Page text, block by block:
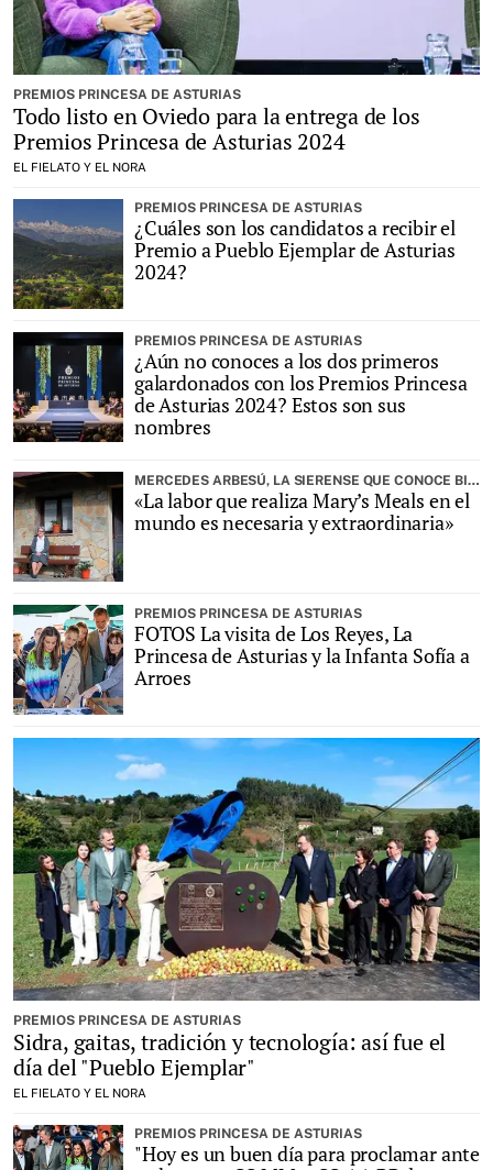
PREMIOS PRINCESA DE ASTURIAS
Todo listo en Oviedo para la entrega de los
Premios Princesa de Asturias 2024
EL FIELATO Y EL NORA
PREMIOS PRINCESA DE ASTURIAS
¿Cuáles son los candidatos a recibir el
Premio a Pueblo Ejemplar de Asturias
2024?
PREMIOS PRINCESA DE ASTURIAS
¿Aún no conoces a los dos primeros
galardonados con los Premios Princesa
de Asturias 2024? Estos son sus
nombres
MERCEDES ARBESÚ, LA SIERENSE QUE CONOCE BIEN COMO NACIÓ LA ORGANIZACIÓN BENÉFICA
«La labor que realiza Mary’s Meals en el
mundo es necesaria y extraordinaria»
PREMIOS PRINCESA DE ASTURIAS
FOTOS La visita de Los Reyes, La
Princesa de Asturias y la Infanta Sofía a
Arroes
PREMIOS PRINCESA DE ASTURIAS
Sidra, gaitas, tradición y tecnología: así fue el
día del "Pueblo Ejemplar"
EL FIELATO Y EL NORA
PREMIOS PRINCESA DE ASTURIAS
"Hoy es un buen día para proclamar ante